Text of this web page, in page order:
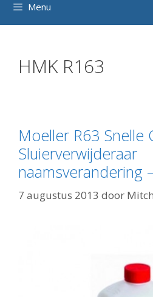
Menu
HMK R163
Moeller R63 Snelle
Sluierverwijderaar
naamsverandering
7 augustus 2013 door